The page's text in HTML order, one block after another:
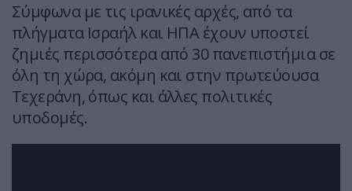
Σύμφωνα με τις ιρανικές αρχές, από τα
πλήγματα Ισραήλ και ΗΠΑ έχουν υποστεί
ζημιές περισσότερα από 30 πανεπιστήμια σε
όλη τη χώρα, ακόμη και στην πρωτεύουσα
Τεχεράνη, όπως και άλλες πολιτικές
υποδομές.